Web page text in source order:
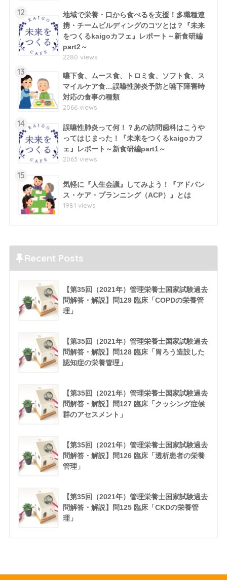
12
地域で栄養・口から食べるを支援！多職種連
携・チームビルディングのコツとは？『未来
をつくるkaigoカフェ』レポート～新食研編
part2～
2280 views
13
嚥下食、ムース食、トロミ食、ソフト食、ス
マイルケア食…誤嚥性肺炎予防と嚥下障害時
対応の食事の種類
2066 views
14
誤嚥性肺炎って何！？あの訪問歯科はこうや
ってはじまった！『未来をつくるkaigoカフ
ェ』レポート～新食研編part1～
2063 views
15
気軽に『人生会議』してみよう！『アドバン
ス・ケア・プランニング（ACP）』とは
1981 views
Recent Posts
【第35回（2021年）管理栄養士国家試験過去
問解答・解説】問129 臨床「COPDの栄養管
理」
【第35回（2021年）管理栄養士国家試験過去
問解答・解説】問128 臨床「胃ろう造設した
認知症の栄養管理」
【第35回（2021年）管理栄養士国家試験過去
問解答・解説】問127 臨床「クッシング症候
群のアセスメント」
【第35回（2021年）管理栄養士国家試験過去
問解答・解説】問126 臨床「透析患者の栄養
管理」
【第35回（2021年）管理栄養士国家試験過去
問解答・解説】問125 臨床「CKDの栄養管
理」